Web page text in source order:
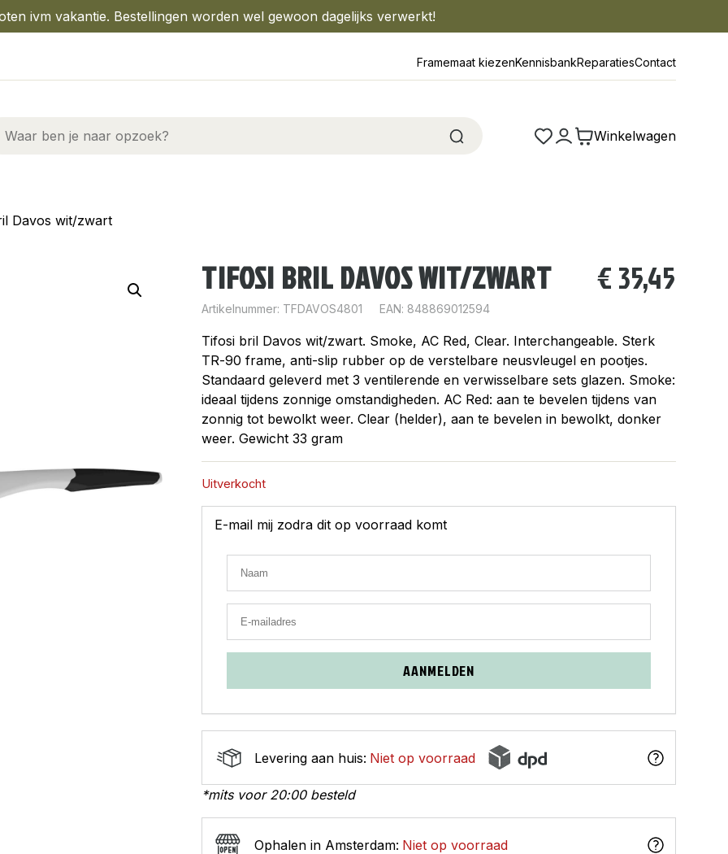
ivm vakantie. Bestellingen worden wel gewoon dagelijks verwerkt!
Framemaat kiezenKennisbankReparatiesContact
Winkelwagen
Davos wit/zwart
TIFOSI BRIL DAVOS WIT/ZWART € 35,45
Artikelnummer: TFDAVOS4801 EAN: 848869012594
Tifosi bril Davos wit/zwart. Smoke, AC Red, Clear. Interchangeable. Sterk
TR-90 frame, anti-slip rubber op de verstelbare neusvleugel en pootjes.
Standaard geleverd met 3 ventilerende en verwisselbare sets glazen. Smoke:
ideaal tijdens zonnige omstandigheden. AC Red: aan te bevelen tijdens van
zonnig tot bewolkt weer. Clear (helder), aan te bevelen in bewolkt, donker
weer. Gewicht 33 gram
Uitverkocht
E-mail mij zodra dit op voorraad komt
AANMELDEN
Levering aan huis: Niet op voorraad
*mits voor 20:00 besteld
Ophalen in Amsterdam: Niet op voorraad